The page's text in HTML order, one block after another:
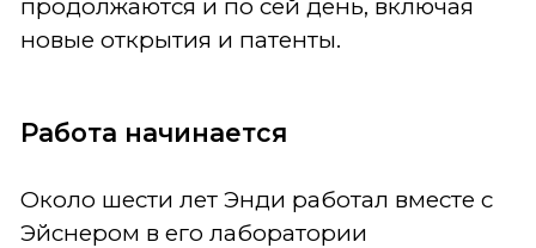
продолжаются и по сей день, включая
новые открытия и патенты.
Работа начинается
Около шести лет Энди работал вместе с
Эйснером в его лаборатории